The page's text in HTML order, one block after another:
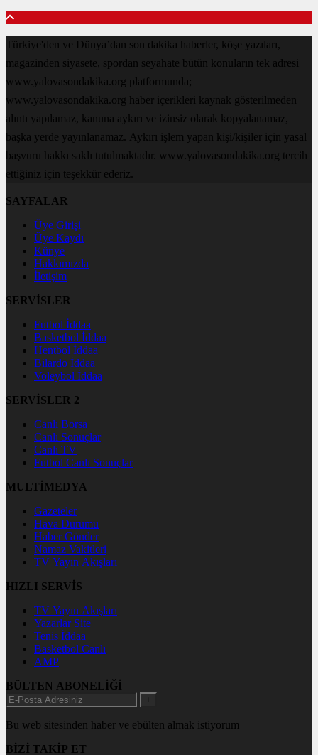
Türkiye'den ve Dünya’dan son dakika haberler, köşe yazıları,
magazinden siyasete, spordan seyahate bütün konuların tek adresi
www.yalovasondakika.org platformunda;
www.yalovasondakika.org haber içerikleri kaynak gösterilmeden
alıntı yapılamaz, kanuna aykırı ve izinsiz olarak kopyalanamaz,
başka yerde yayınlanamaz. Aykırı işlem yapan kişi/kişiler için yasal
başvuru hakkı saklı tutulmaktadır. www.yalovasondakika.org tercih
ettiğiniz için teşekkür ederiz.
SAYFALAR
Üye Girişi
Üye Kaydı
Künye
Hakkımızda
İletişim
SERVİSLER
Futbol İddaa
Basketbol İddaa
Hentbol İddaa
Bilardo İddaa
Voleybol İddaa
SERVİSLER 2
Canlı Borsa
Canlı Sonuçlar
Canlı TV
Futbol Canlı Sonuçlar
MULTİMEDYA
Gazeteler
Hava Durumu
Haber Gönder
Namaz Vakitleri
TV Yayın Akışları
HIZLI SERVİS
TV Yayın Akışları
Yazarlar Site
Tenis İddaa
Basketbol Canlı
AMP
BÜLTEN ABONELİĞİ
+
Bu web sitesinden haber ve ebülten almak istiyorum
BİZİ TAKİP ET